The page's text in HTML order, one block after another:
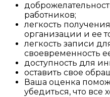
работников;
легкость
организации и ее
легкость записи
своевременность
доступность для
оставить свое
Ваша оценка
убедиться, что все